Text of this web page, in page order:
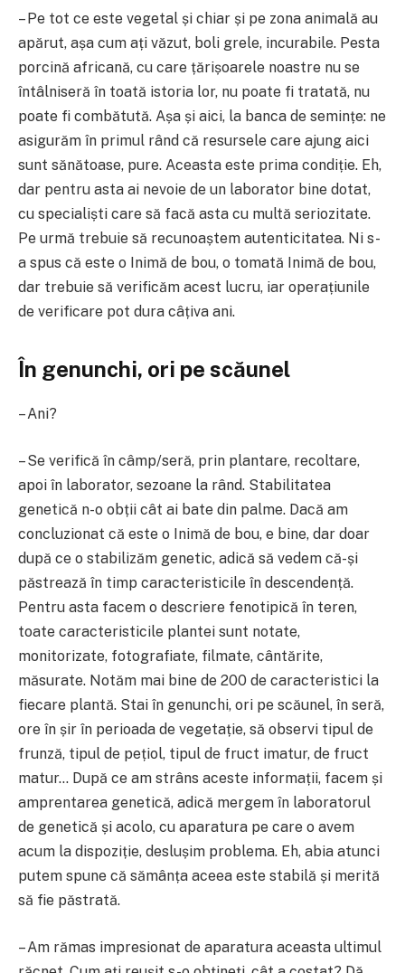
– Pe tot ce este vegetal și chiar și pe zona animală au
apărut, așa cum ați văzut, boli grele, incurabile. Pesta
porcină africană, cu care țărișoarele noastre nu se
întâlniseră în toată istoria lor, nu poate fi tratată, nu
poate fi combătută. Așa și aici, la banca de semințe: ne
asigurăm în primul rând că resursele care ajung aici
sunt sănătoase, pure. Aceasta este prima condiție. Eh,
dar pentru asta ai nevoie de un laborator bine dotat,
cu specialiști care să facă asta cu multă seriozitate.
Pe urmă trebuie să recunoaștem autenticitatea. Ni s-
a spus că este o Inimă de bou, o tomată Inimă de bou,
dar trebuie să verificăm acest lucru, iar operațiunile
de verificare pot dura câțiva ani.
În genunchi, ori pe scăunel
– Ani?
– Se verifică în câmp/seră, prin plantare, recoltare,
apoi în laborator, sezoane la rând. Stabilitatea
genetică n-o obții cât ai bate din palme. Dacă am
concluzionat că este o Inimă de bou, e bine, dar doar
după ce o stabilizăm genetic, adică să vedem că-și
păstrează în timp caracteristicile în descendență.
Pentru asta facem o descriere fenotipică în teren,
toate caracteristicile plantei sunt notate,
monitorizate, fotografiate, filmate, cântărite,
măsurate. Notăm mai bine de 200 de caracteristici la
fiecare plantă. Stai în genunchi, ori pe scăunel, în seră,
ore în șir în perioada de vegetație, să observi tipul de
frunză, tipul de pețiol, tipul de fruct imatur, de fruct
matur… După ce am strâns aceste informații, facem și
amprentarea genetică, adică mergem în laboratorul
de genetică și acolo, cu aparatura pe care o avem
acum la dispoziție, deslușim problema. Eh, abia atunci
putem spune că sămânța aceea este stabilă și merită
să fie păstrată.
– Am rămas impresionat de aparatura aceasta ultimul